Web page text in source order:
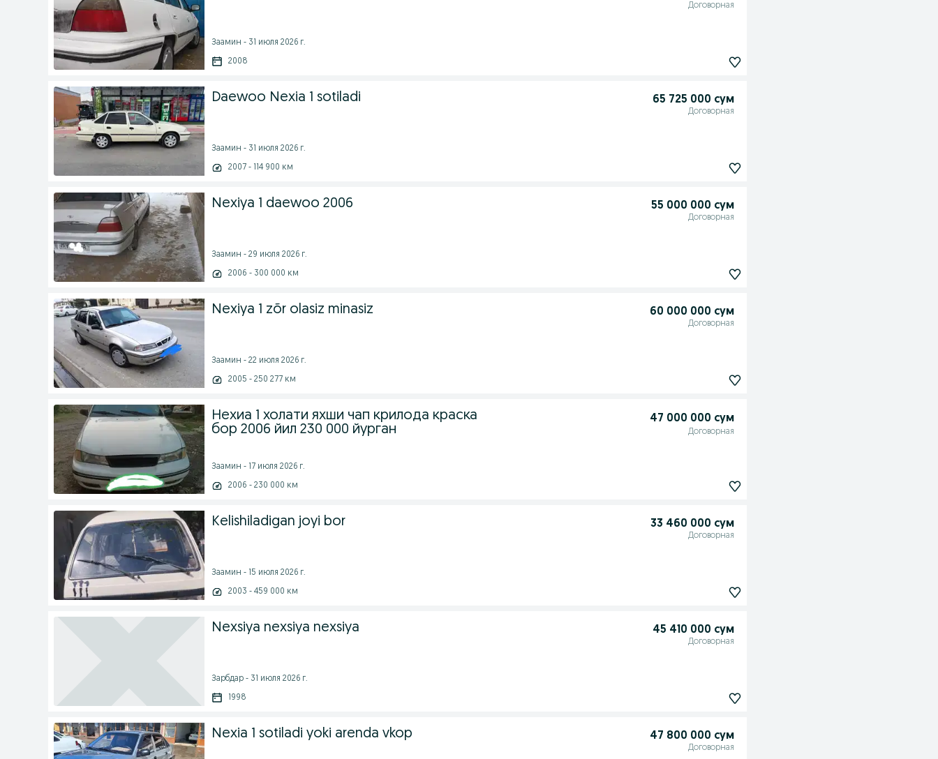
Договорная
Заамин - 31 июля 2026 г.
2008
Daewoo Nexia 1 sotiladi 65 725 000 сум
Договорная
Заамин - 31 июля 2026 г.
2007 - 114 900 км
Nexiya 1 daewoo 2006 55 000 000 сум
Договорная
Заамин - 29 июля 2026 г.
2006 - 300 000 км
Nexiya 1 zõr olasiz minasiz 60 000 000 сум
Договорная
Заамин - 22 июля 2026 г.
2005 - 250 277 км
Нехиа 1 холати яхши чап крилода краска
бор 2006 йил 230 000 йурган
47 000 000 сум
Договорная
Заамин - 17 июля 2026 г.
2006 - 230 000 км
Kelishiladigan joyi bor 33 460 000 сум
Договорная
Заамин - 15 июля 2026 г.
2003 - 459 000 км
Nexsiya nexsiya nexsiya 45 410 000 сум
Договорная
Зарбдар - 31 июля 2026 г.
1998
Nexia 1 sotiladi yoki arenda vkop 47 800 000 сум
Договорная